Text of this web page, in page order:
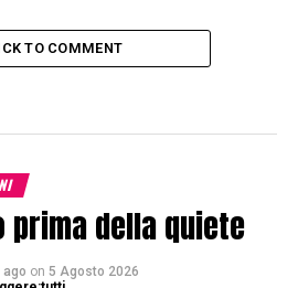
TO COMMENT
prima della quiete
ago on 5 Agosto 2026